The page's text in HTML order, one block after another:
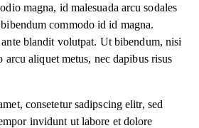
magna, id malesuada arcu sodales
commodo id id magna.
blandit volutpat. Ut bibendum, nisi
arcu aliquet metus, nec dapibus risus
consetetur sadipscing elitr, sed
invidunt ut labore et dolore